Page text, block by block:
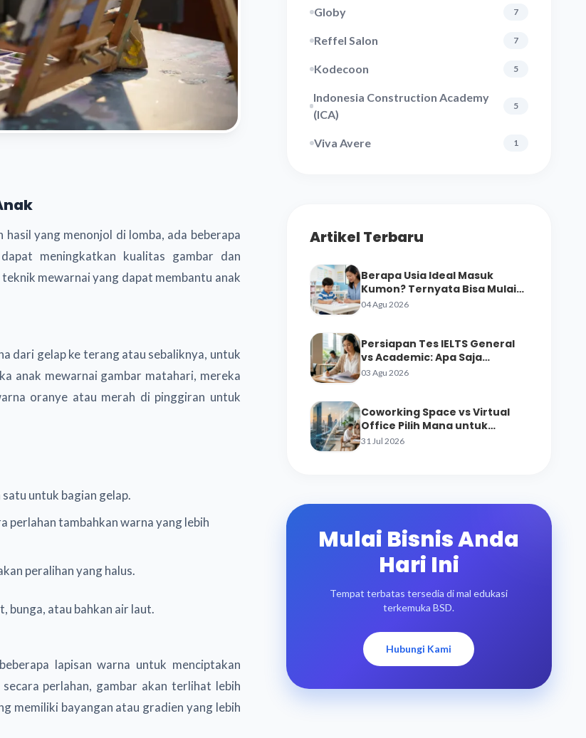
yang menonjol di lomba, ada beberapa
meningkatkan kualitas gambar dan
mewarnai yang dapat membantu anak
dari gelap ke terang atau sebaliknya, untuk
anak mewarnai gambar matahari, mereka
oranye atau merah di pinggiran untuk
untuk bagian gelap.
perlahan tambahkan warna yang lebih
peralihan yang halus.
bunga, atau bahkan air laut.
lapisan warna untuk menciptakan
perlahan, gambar akan terlihat lebih
memiliki bayangan atau gradien yang lebih
Globy 7
Reffel Salon 7
Kodecoon 5
Indonesia Construction Academy
(ICA)
5
Viva Avere 1
Artikel Terbaru
Berapa Usia Ideal Masuk
Kumon? Ternyata Bisa Mulai
dari Prasekolah
04 Agu 2026
Persiapan Tes IELTS General
vs Academic: Apa Saja
Perbedaan Materinya?
03 Agu 2026
Coworking Space vs Virtual
Office Pilih Mana untuk
Startup
31 Jul 2026
Mulai Bisnis Anda
Hari Ini
Tempat terbatas tersedia di mal edukasi
terkemuka BSD.
Hubungi Kami